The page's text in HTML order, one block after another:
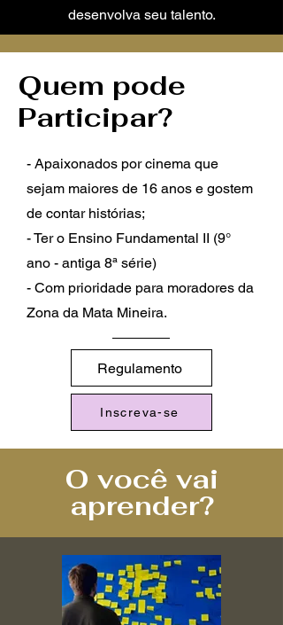
desenvolva seu talento.
Quem pode
Participar?
- Apaixonados por cinema que
sejam maiores de 16 anos e gostem
de contar histórias;
- Ter o Ensino Fundamental II (9°
ano - antiga 8ª série)
- Com prioridade para moradores da
Zona da Mata Mineira.
Regulamento
Inscreva-se
O você vai
aprender?